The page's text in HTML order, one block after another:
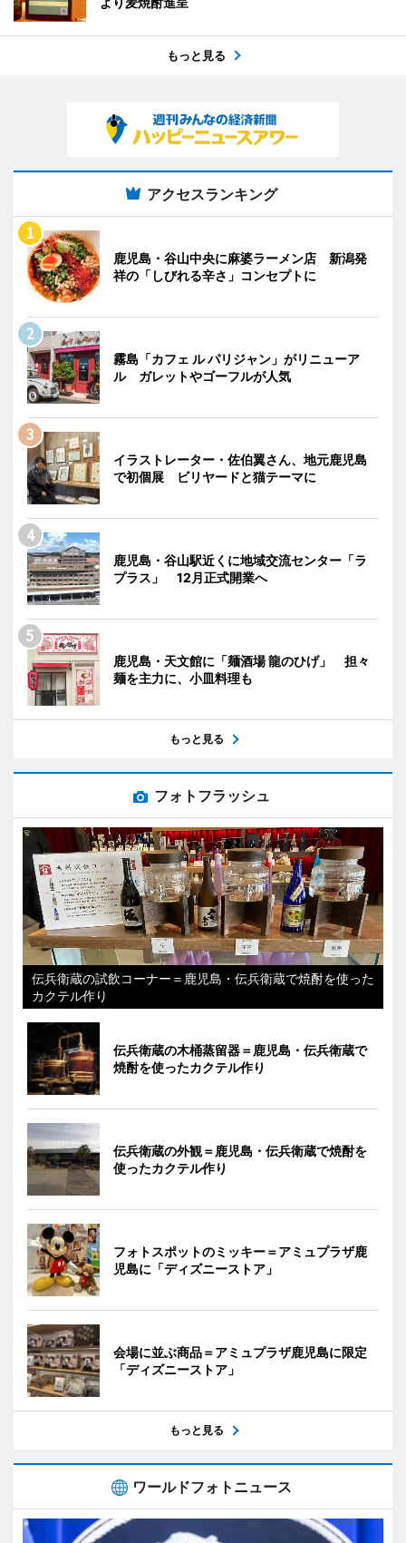
もっと見る
アクセスランキング
鹿児島・谷山中央に麻婆ラーメン店 新潟発
祥の「しびれる辛さ」コンセプトに
霧島「カフェ ル パリジャン」がリニューア
ル ガレットやゴーフルが人気
イラストレーター・佐伯翼さん、地元鹿児島
で初個展 ビリヤードと猫テーマに
鹿児島・谷山駅近くに地域交流センター「ラ
プラス」 12月正式開業へ
鹿児島・天文館に「麺酒場 龍のひげ」 担々
麺を主力に、小皿料理も
もっと見る
フォトフラッシュ
伝兵衛蔵の試飲コーナー＝鹿児島・伝兵衛蔵で焼酎を使った
カクテル作り
伝兵衛蔵の木桶蒸留器＝鹿児島・伝兵衛蔵で
焼酎を使ったカクテル作り
伝兵衛蔵の外観＝鹿児島・伝兵衛蔵で焼酎を
使ったカクテル作り
フォトスポットのミッキー＝アミュプラザ鹿
児島に「ディズニーストア」
会場に並ぶ商品＝アミュプラザ鹿児島に限定
「ディズニーストア」
もっと見る
ワールドフォトニュース